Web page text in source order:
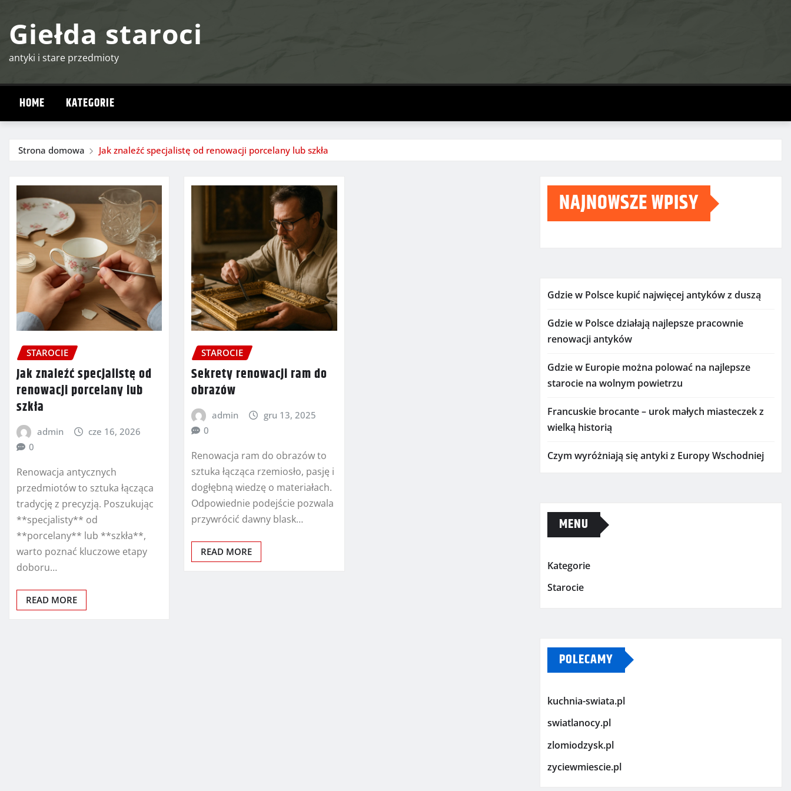
treściGiełda staroci
antyki i stare przedmioty
HOME KATEGORIE
Strona domowa Jak znaleźć specjalistę od renowacji porcelany lub szkła
STAROCIE
Jak znaleźć specjalistę od
renowacji porcelany lub
szkła
admin
cze 16, 2026
0
Renowacja antycznych
przedmiotów to sztuka łącząca
tradycję z precyzją. Poszukując
**specjalisty** od
**porcelany** lub **szkła**,
warto poznać kluczowe etapy
doboru…
READ MORE
STAROCIE
Sekrety renowacji ram do
obrazów
admin
gru 13, 2025
0
Renowacja ram do obrazów to
sztuka łącząca rzemiosło, pasję i
dogłębną wiedzę o materiałach.
Odpowiednie podejście pozwala
przywrócić dawny blask…
READ MORE
NAJNOWSZE WPISY
Gdzie w Polsce kupić najwięcej antyków z duszą
Gdzie w Polsce działają najlepsze pracownie
renowacji antyków
Gdzie w Europie można polować na najlepsze
starocie na wolnym powietrzu
Francuskie brocante – urok małych miasteczek z
wielką historią
Czym wyróżniają się antyki z Europy Wschodniej
MENU
Kategorie
Starocie
POLECAMY
kuchnia-swiata.pl
swiatlanocy.pl
zlomiodzysk.pl
zyciewmiescie.pl